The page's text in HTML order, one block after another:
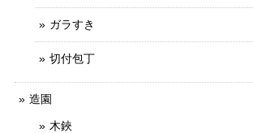
ガラすき
切付包丁
造園
木鋏